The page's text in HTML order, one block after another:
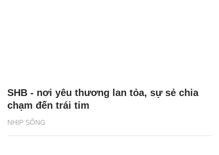
NHỊP SỐNG
SHB - nơi yêu thương lan tỏa, sự sẻ chia
chạm đến trái tim